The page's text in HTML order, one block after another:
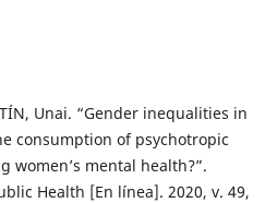
Unai. “Gender inequalities in
consumption of psychotropic
women’s mental health?”.
Health [En línea]. 2020, v. 49,